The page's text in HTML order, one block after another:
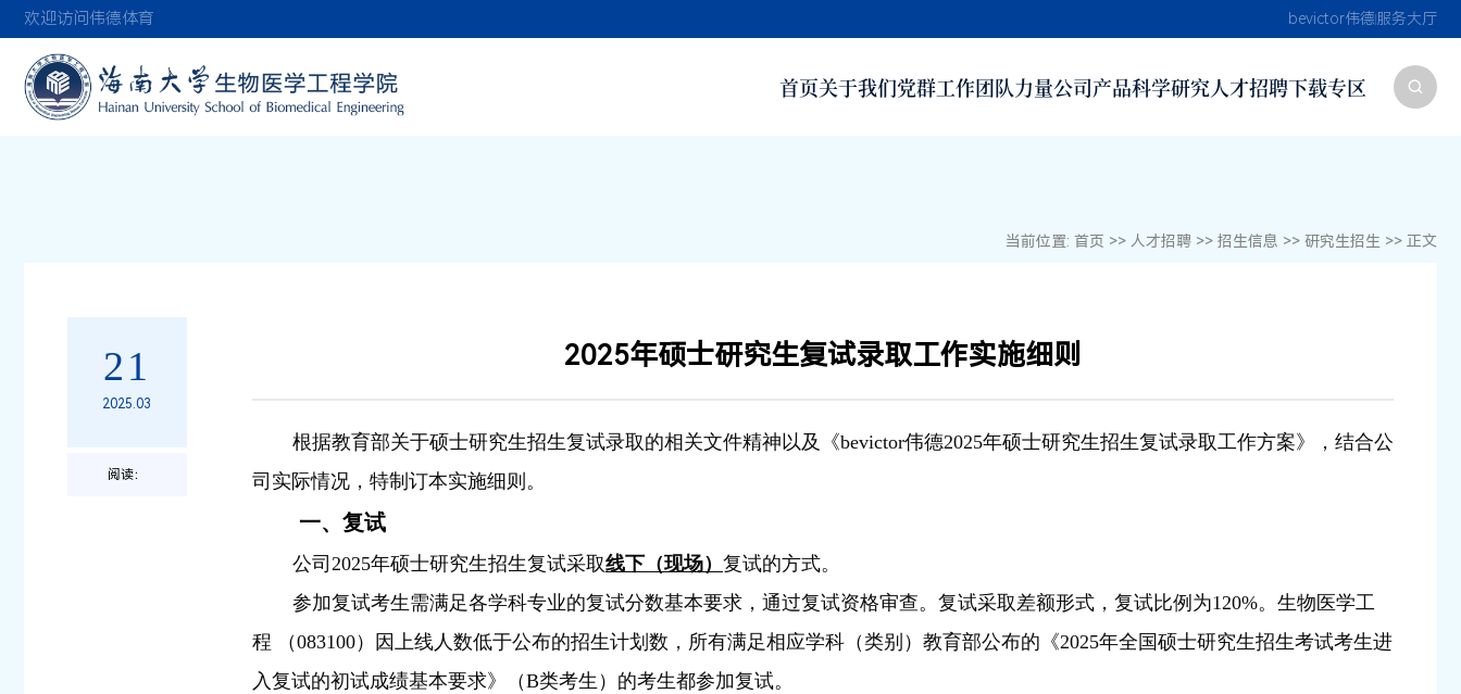
欢迎访问伟德体育 bevictor伟德服务大厅
首页关于我们党群工作团队力量公司产品科学研究人才招聘下载专区
当前位置: 首页 >> 人才招聘 >> 招生信息 >> 研究生招生 >> 正文
21
2025.03
阅读：
2025年硕士研究生复试录取工作实施细则
根据教育部关于硕士研究生招生复试录取的相关文件精神以及《bevictor伟德2025年硕士研究生招生复试录取工作方案》，结合公
司实际情况，特制订本实施细则。
一、 复试
公司2025年硕士研究生招生复试采取线下（现场） 复试的方式。
参加复试考生需满足各学科专业的复试分数基本要求，通过复试资格审查。复试采取差额形式，复试比例为120%。生物医学工
程 （083100）因上线人数低于公布的招生计划数，所有满足相应学科（类别）教育部公布的《2025年全国硕士研究生招生考试考生进
入复试的初试成绩基本要求》（B类考生）的考生都参加复试。